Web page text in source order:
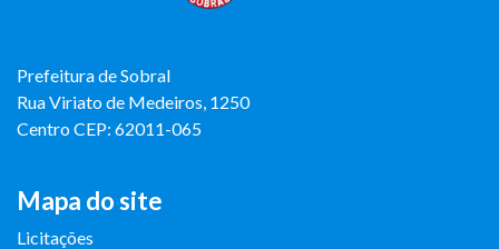
Prefeitura de Sobral
Rua Viriato de Medeiros, 1250
Centro CEP: 62011-065
Mapa do site
Licitações